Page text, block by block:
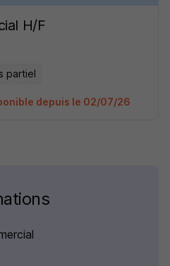
H/F
partiel
depuis le 02/07/26